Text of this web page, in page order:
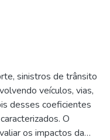
sinistros de trânsito
veículos, vias,
desses coeficientes
O
os impactos da